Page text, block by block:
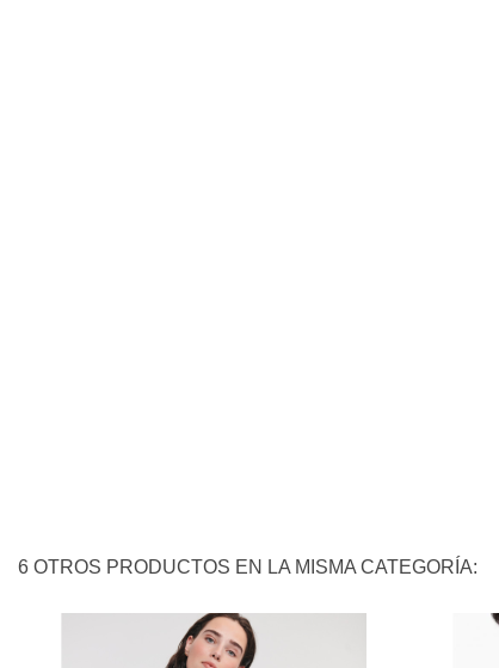
6 OTROS PRODUCTOS EN LA MISMA CATEGORÍA: